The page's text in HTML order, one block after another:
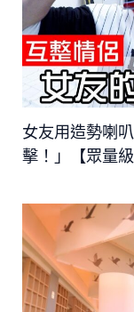
女友用造勢喇
擊！」【眾量